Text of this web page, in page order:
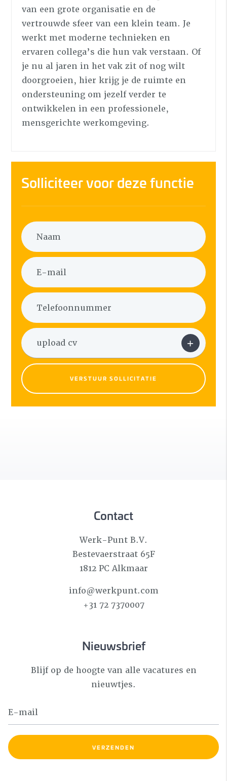
Solliciteer voor deze functie
VERSTUUR SOLLICITATIE
van een grote organisatie en de
vertrouwde sfeer van een klein team. Je
werkt met moderne technieken en
ervaren collega’s die hun vak verstaan. Of
je nu al jaren in het vak zit of nog wilt
doorgroeien, hier krijg je de ruimte en
ondersteuning om jezelf verder te
ontwikkelen in een professionele,
mensgerichte werkomgeving.
Nieuwsbrief
Blijf op de hoogte van alle vacatures en
nieuwtjes.
VERZENDEN
Contact
Werk-Punt B.V.
Bestevaerstraat 65F
1812 PC Alkmaar
info@werkpunt.com
+31 72 7370007